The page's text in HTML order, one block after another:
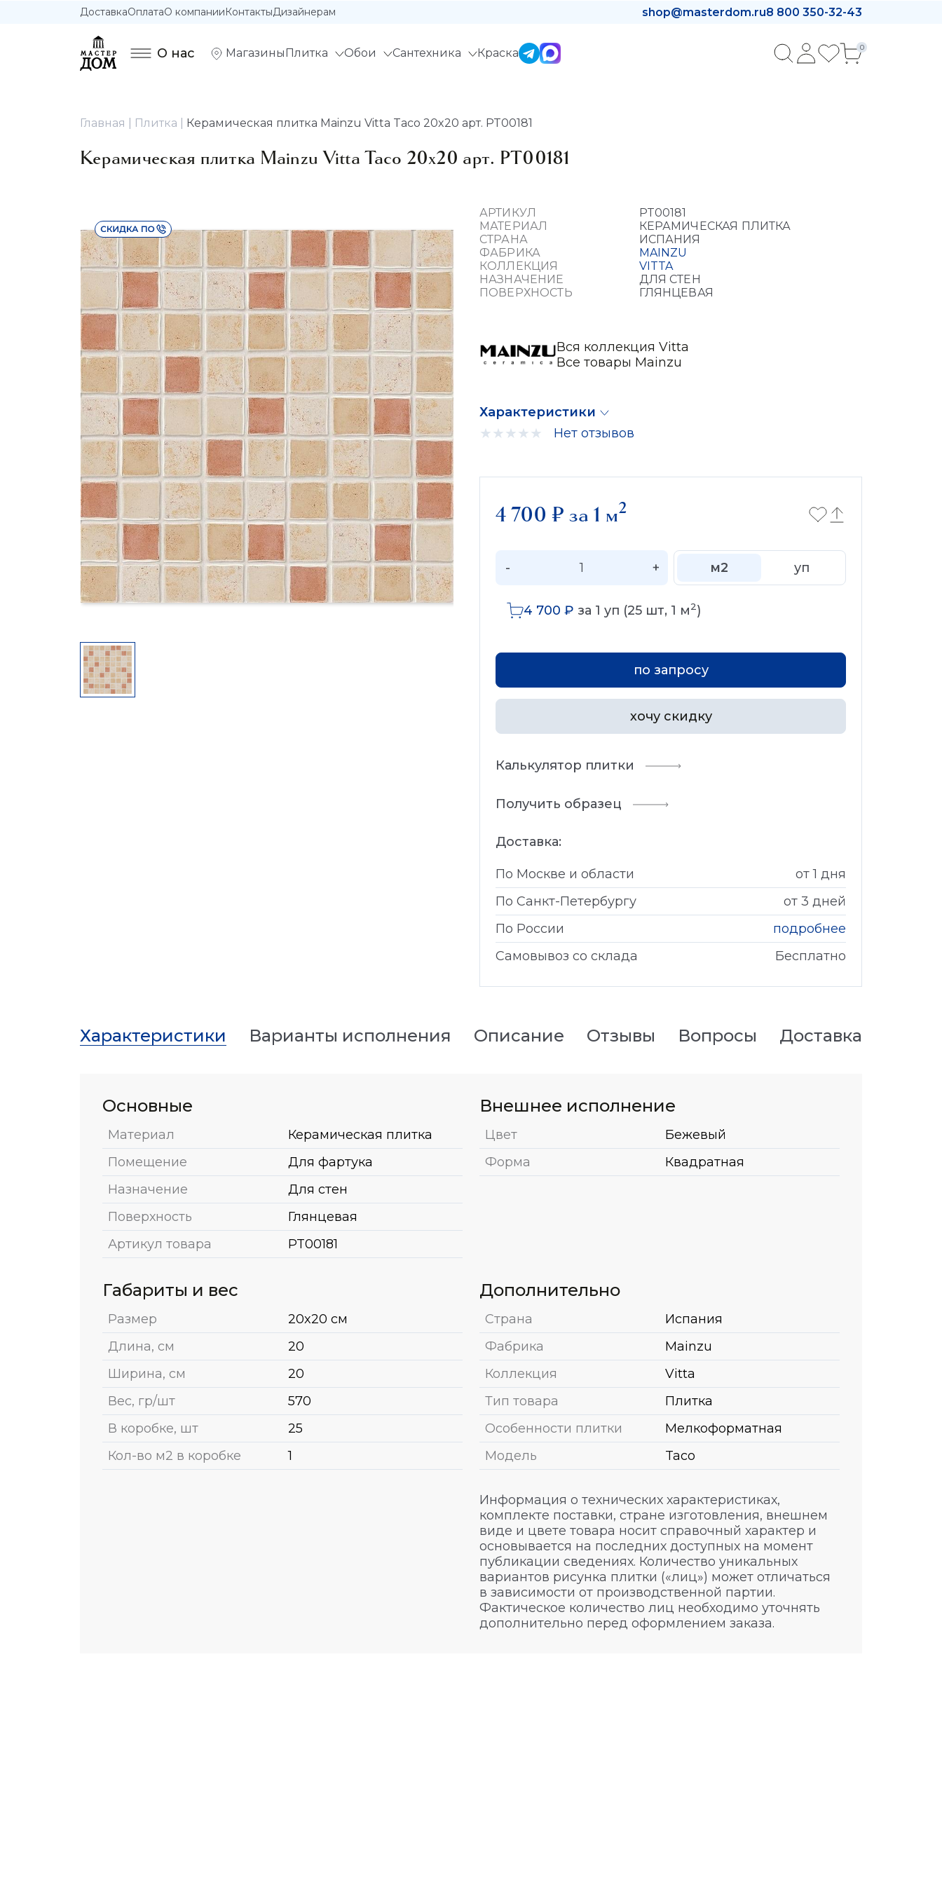
ДоставкаОплатаО компанииКонтактыДизайнерам shop@masterdom.ru8 800 350-32-43
О нас Магазины Плитка Обои Сантехника Краска 0
Главная Плитка Керамическая плитка Mainzu Vitta Taco 20x20 арт. PT00181
Керамическая плитка Mainzu Vitta Taco 20x20 арт. PT00181
АРТИКУЛ
PT00181
МАТЕРИАЛ
КЕРАМИЧЕСКАЯ ПЛИТКА
СТРАНА
ИСПАНИЯ
ФАБРИКА
MAINZU
КОЛЛЕКЦИЯ
VITTA
НАЗНАЧЕНИЕ
ДЛЯ СТЕН
ПОВЕРХНОСТЬ
ГЛЯНЦЕВАЯ
Вся коллекция Vitta
Все товары Mainzu
Характеристики
Нет отзывов
4 700 ₽ за 1 м2
- + м2 уп
4 700 ₽ за 1 уп (25 шт, 1 м2)
по запросу
хочу скидку
Калькулятор плитки
Получить образец
Доставка:
По Москве и области
от 1 дня
По Санкт-Петербургу
от 3 дней
По России
подробнее
Самовывоз со склада
Бесплатно
Характеристики Варианты исполнения Описание Отзывы Вопросы Доставка
Основные
Материал
Керамическая плитка
Помещение
Для фартука
Назначение
Для стен
Поверхность
Глянцевая
Артикул товара
PT00181
Внешнее исполнение
Цвет
Бежевый
Форма
Квадратная
Габариты и вес
Размер
20x20 см
Длина, см
20
Ширина, см
20
Вес, гр/шт
570
В коробке, шт
25
Кол-во м2 в коробке
1
Дополнительно
Страна
Испания
Фабрика
Mainzu
Коллекция
Vitta
Тип товара
Плитка
Особенности плитки
Мелкоформатная
Модель
Taco
Информация о технических характеристиках,
комплекте поставки, стране изготовления, внешнем
виде и цвете товара носит справочный характер и
основывается на последних доступных на момент
публикации сведениях. Количество уникальных
вариантов рисунка плитки («лиц») может отличаться
в зависимости от производственной партии.
Фактическое количество лиц необходимо уточнять
дополнительно перед оформлением заказа.